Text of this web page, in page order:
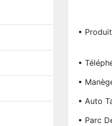
•
•
•
• Auto
• Parc